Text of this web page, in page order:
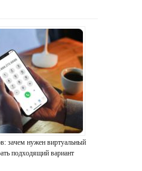
зачем нужен виртуальный
подходящий вариант